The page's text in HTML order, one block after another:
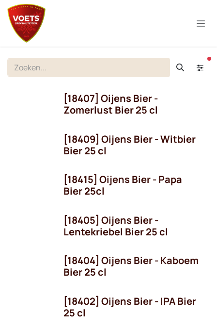
Overslaan naar inhoud
[18407] Oijens Bier -
Zomerlust Bier 25 cl
[18409] Oijens Bier - Witbier
Bier 25 cl
[18415] Oijens Bier - Papa
Bier 25cl
[18405] Oijens Bier -
Lentekriebel Bier 25 cl
[18404] Oijens Bier - Kaboem
Bier 25 cl
[18402] Oijens Bier - IPA Bier
25 cl